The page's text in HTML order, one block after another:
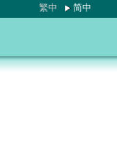
繁中 简中